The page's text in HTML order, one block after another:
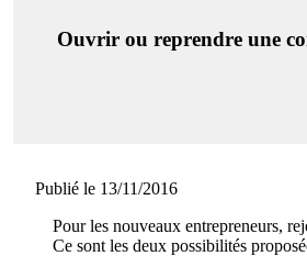
Ouvrir ou reprendre une
Publié le 13/11/2016
Pour les nouveaux entrepreneurs,
Ce sont les deux possibilités